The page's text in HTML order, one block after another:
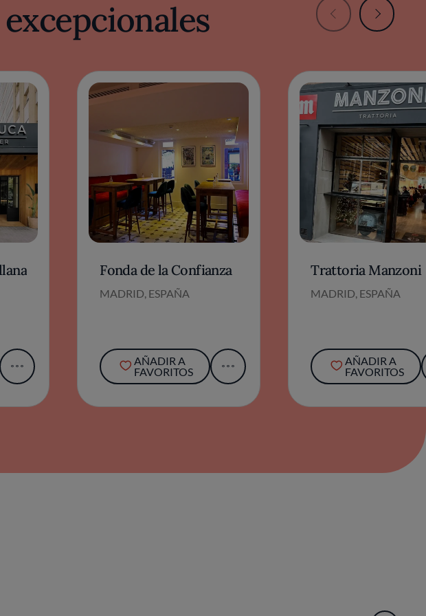
Fonda de la Confianza
MADRID, ESPAÑA
AÑADIR A
FAVORITOS
Trattoria Manzoni
MADRID, ESPAÑA
AÑADIR A
FAVORITOS